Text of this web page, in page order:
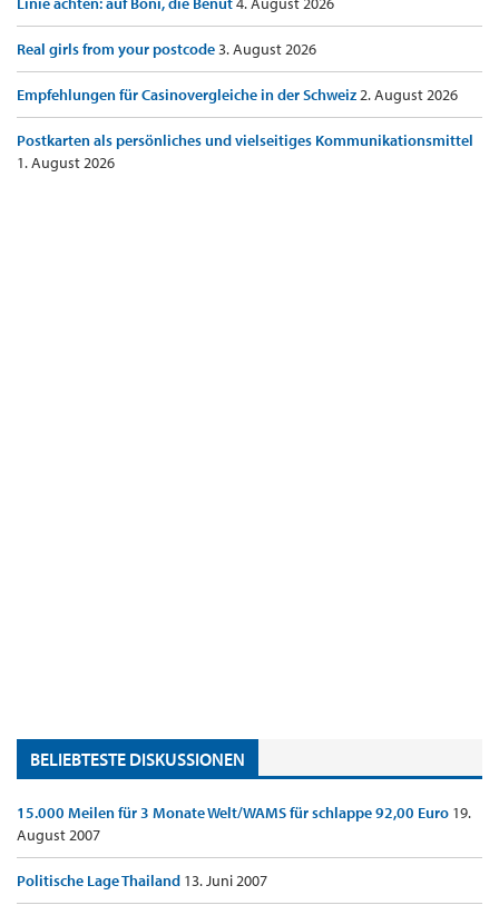
Real girls from your postcode3. August 2026
Empfehlungen für Casinovergleiche in der Schweiz2. August 2026
Postkarten als persönliches und vielseitiges Kommunikationsmittel
1. August 2026
BELIEBTESTE DISKUSSIONEN
15.000 Meilen für 3 Monate Welt/WAMS für schlappe 92,00 Euro 19.
August 2007
Politische Lage Thailand 13. Juni 2007